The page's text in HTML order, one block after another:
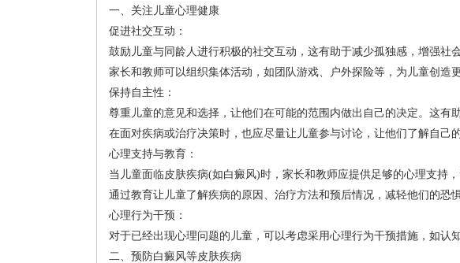
一、关注儿童心理健康
促进社交互动：
鼓励儿童与同龄人进行积极的社交互动，这有助于减少孤独感，增强社
家长和教师可以组织集体活动，如团队游戏、户外探险等，为儿童创造
保持自主性：
尊重儿童的意见和选择，让他们在可能的范围内做出自己的决定。这有
在面对疾病或治疗决策时，也应尽量让儿童参与讨论，让他们了解自己
心理支持与教育：
当儿童面临皮肤疾病(如白癜风)时，家长和教师应提供足够的心理支持
通过教育让儿童了解疾病的原因、治疗方法和预后情况，减轻他们的恐
心理行为干预：
对于已经出现心理问题的儿童，可以考虑采用心理行为干预措施，如认
二、预防白癜风等皮肤疾病